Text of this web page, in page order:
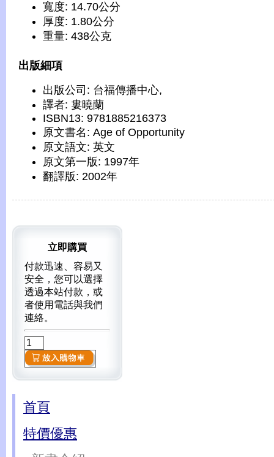
寬度: 14.70公分
厚度: 1.80公分
重量: 438公克
出版細項
出版公司: 台福傳播中心,
譯者: 婁曉蘭
ISBN13: 9781885216373
原文書名: Age of Opportunity
原文語文: 英文
原文第一版: 1997年
翻譯版: 2002年
立即購買
付款迅速、容易又
安全，您可以選擇
透過本站付款，或
者使用電話與我們
連絡。
首頁
特價優惠